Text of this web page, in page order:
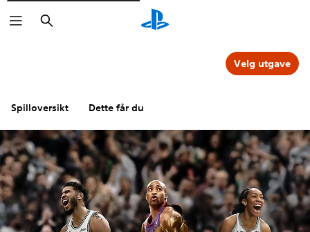
Søk
Spilloversikt Dette får du
Velg utgave